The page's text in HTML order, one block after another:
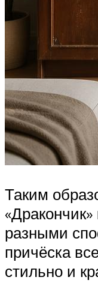
Таким
разными
причёска
стильно и